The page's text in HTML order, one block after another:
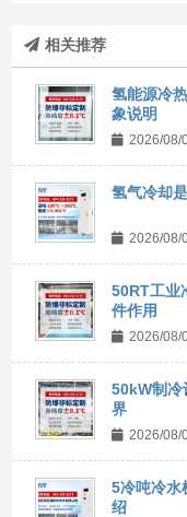
相关推荐
氢能源冷
象说明
2026/08/
氢气冷却
2026/08/
50RT工业
件作用
2026/08/
50kW制冷
界
2026/08/
5冷吨冷水
绍